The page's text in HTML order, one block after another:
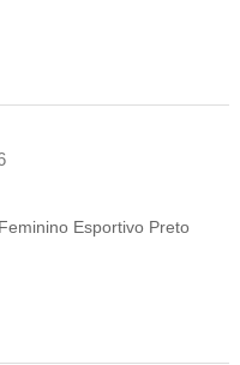
Esportivo Preto